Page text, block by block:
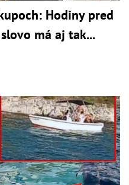
Hodiny pred
má aj tak...